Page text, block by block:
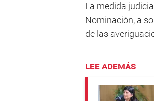
La medida
Nominación, a
de las
LEE ADEMÁS